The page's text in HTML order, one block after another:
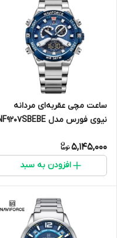
ساعت مچی عقربه‌ای مردانه
نیوی فورس مدل NF9207SBEBE
5,145,000
افزودن به سبد